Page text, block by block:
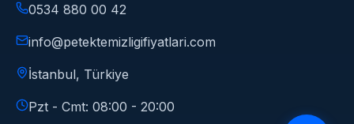
0534 880 00 42
info@petektemizligifiyatlari.com
İstanbul, Türkiye
Pzt - Cmt: 08:00 - 20:00